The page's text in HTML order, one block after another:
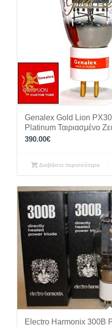
Genalex Gold Lion
Platinum Ταιριασμένο
390.00€
Διαβάστε περισσότερα
Electro Harmonix 300B